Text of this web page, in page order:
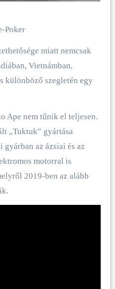
Poker
miatt nemcsak
Vietnámban,
különböző szegletén egy
Ape nem tűnik el teljesen.
„Tuktuk” gyártása
az ázsiai és az
motorral is
2019-ben az alább